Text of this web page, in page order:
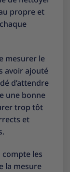
propre et
mesurer le
avoir ajouté
d’attendre
une bonne
trop tôt
et
les
la mesure